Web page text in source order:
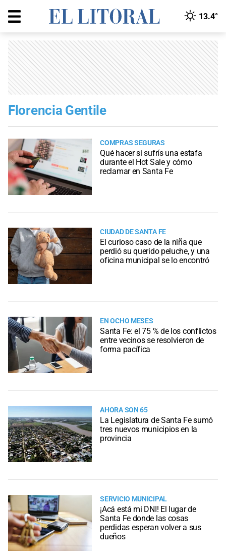
13.4°
Florencia Gentile
COMPRAS SEGURAS
Qué hacer si sufrís una estafa
durante el Hot Sale y cómo
reclamar en Santa Fe
CIUDAD DE SANTA FE
El curioso caso de la niña que
perdió su querido peluche, y una
oficina municipal se lo encontró
EN OCHO MESES
Santa Fe: el 75 % de los conflictos
entre vecinos se resolvieron de
forma pacífica
AHORA SON 65
La Legislatura de Santa Fe sumó
tres nuevos municipios en la
provincia
SERVICIO MUNICIPAL
¡Acá está mi DNI! El lugar de
Santa Fe donde las cosas
perdidas esperan volver a sus
dueños